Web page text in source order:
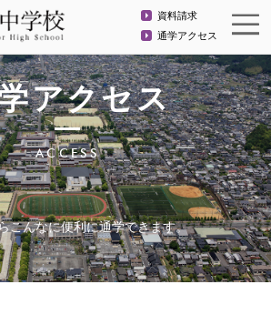
資料請求
通学アクセス
アクセス
ACCESS
こんなに便利に通学できます。